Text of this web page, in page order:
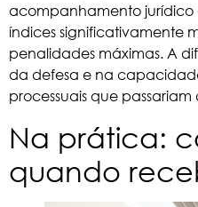
acompanhamento
índices significativamente
penalidades máximas. A
da defesa e na
processuais que
Na prática:
quando